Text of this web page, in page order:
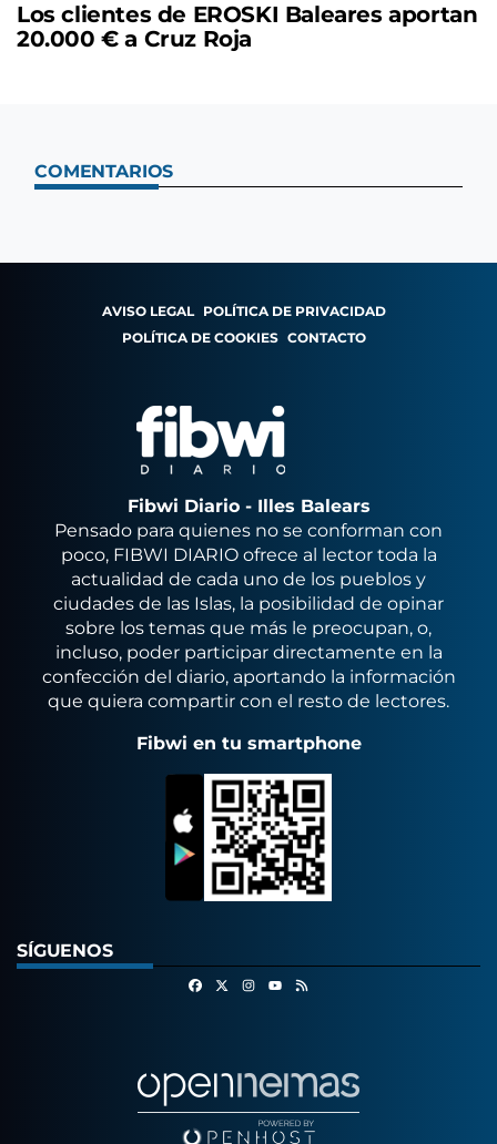
Los clientes de EROSKI Baleares aportan
20.000 € a Cruz Roja
COMENTARIOS
AVISO LEGAL POLÍTICA DE PRIVACIDAD
POLÍTICA DE COOKIES CONTACTO
Fibwi Diario - Illes Balears
Pensado para quienes no se conforman con
poco, FIBWI DIARIO ofrece al lector toda la
actualidad de cada uno de los pueblos y
ciudades de las Islas, la posibilidad de opinar
sobre los temas que más le preocupan, o,
incluso, poder participar directamente en la
confección del diario, aportando la información
que quiera compartir con el resto de lectores.
Fibwi en tu smartphone
SÍGUENOS
FacebookInstagram